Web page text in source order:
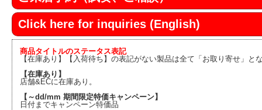
Click here for inquiries (English)
商品タイトルのステータス表記
【在庫あり】【入荷待ち】の表記がない製品は全て「お取り寄せ」とな
【在庫あり】
店舗&ECに在庫あり。
【～dd/mm 期間限定特価キャンペーン】
日付までキャンペーン特価品